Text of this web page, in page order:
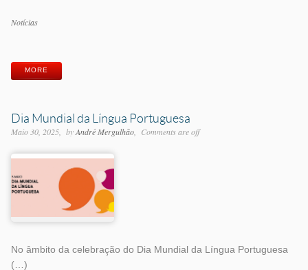
Categorias
Notícias
MORE
Dia Mundial da Língua Portuguesa
Maio 30, 2025 byAndré Mergulhão Comments are off
No âmbito da celebração do Dia Mundial da Língua Portuguesa
(…)